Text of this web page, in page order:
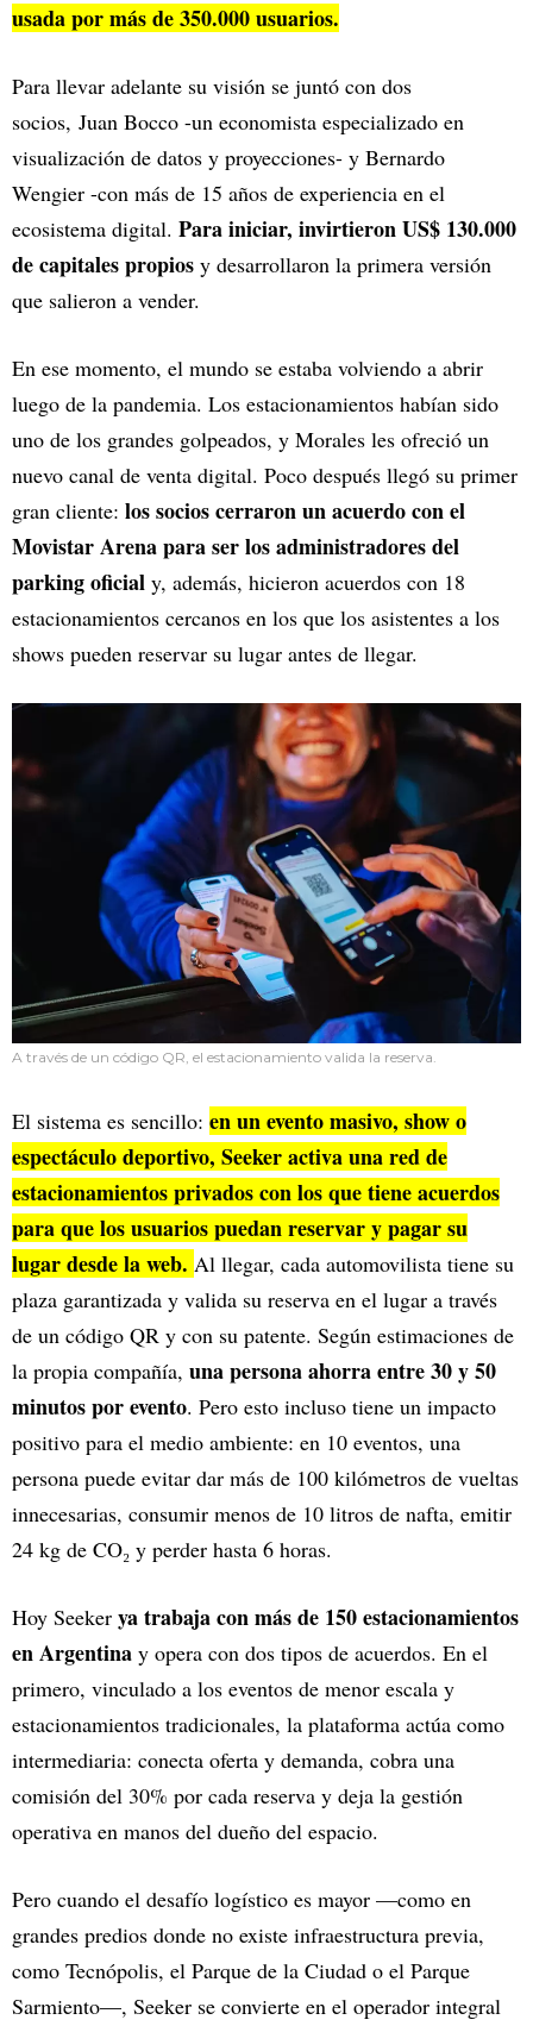
usada por más de 350.000 usuarios.
Para llevar adelante su visión se juntó con dos
socios, Juan Bocco -un economista especializado en
visualización de datos y proyecciones- y Bernardo
Wengier -con más de 15 años de experiencia en el
ecosistema digital. Para iniciar, invirtieron US$ 130.000
de capitales propios y desarrollaron la primera versión
que salieron a vender.
En ese momento, el mundo se estaba volviendo a abrir
luego de la pandemia. Los estacionamientos habían sido
uno de los grandes golpeados, y Morales les ofreció un
nuevo canal de venta digital. Poco después llegó su primer
gran cliente: los socios cerraron un acuerdo con el
Movistar Arena para ser los administradores del
parking oficial y, además, hicieron acuerdos con 18
estacionamientos cercanos en los que los asistentes a los
shows pueden reservar su lugar antes de llegar.
A través de un código QR, el estacionamiento valida la reserva.
El sistema es sencillo: en un evento masivo, show o
espectáculo deportivo, Seeker activa una red de
estacionamientos privados con los que tiene acuerdos
para que los usuarios puedan reservar y pagar su
lugar desde la web. Al llegar, cada automovilista tiene su
plaza garantizada y valida su reserva en el lugar a través
de un código QR y con su patente. Según estimaciones de
la propia compañía, una persona ahorra entre 30 y 50
minutos por evento. Pero esto incluso tiene un impacto
positivo para el medio ambiente: en 10 eventos, una
persona puede evitar dar más de 100 kilómetros de vueltas
innecesarias, consumir menos de 10 litros de nafta, emitir
24 kg de CO₂ y perder hasta 6 horas.
Hoy Seeker ya trabaja con más de 150 estacionamientos
en Argentina y opera con dos tipos de acuerdos. En el
primero, vinculado a los eventos de menor escala y
estacionamientos tradicionales, la plataforma actúa como
intermediaria: conecta oferta y demanda, cobra una
comisión del 30% por cada reserva y deja la gestión
operativa en manos del dueño del espacio.
Pero cuando el desafío logístico es mayor —como en
grandes predios donde no existe infraestructura previa,
como Tecnópolis, el Parque de la Ciudad o el Parque
Sarmiento—, Seeker se convierte en el operador integral